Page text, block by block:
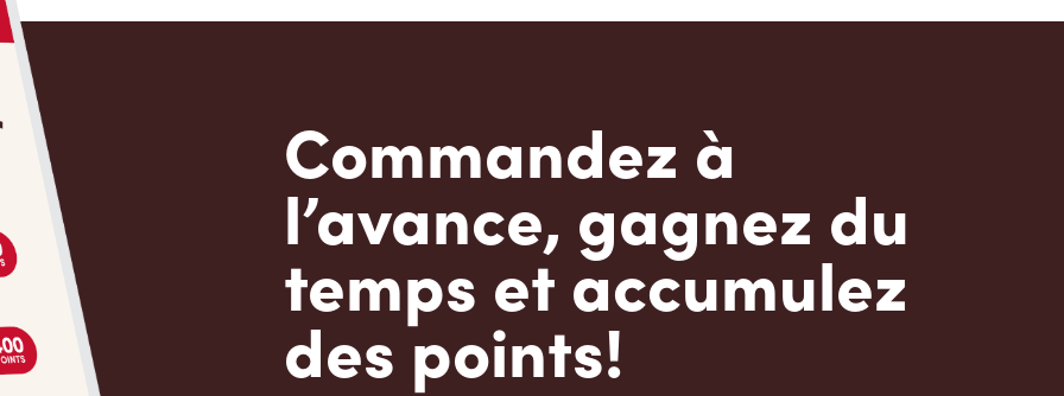
Commandez à
l’avance, gagnez du
temps et accumulez
des points!